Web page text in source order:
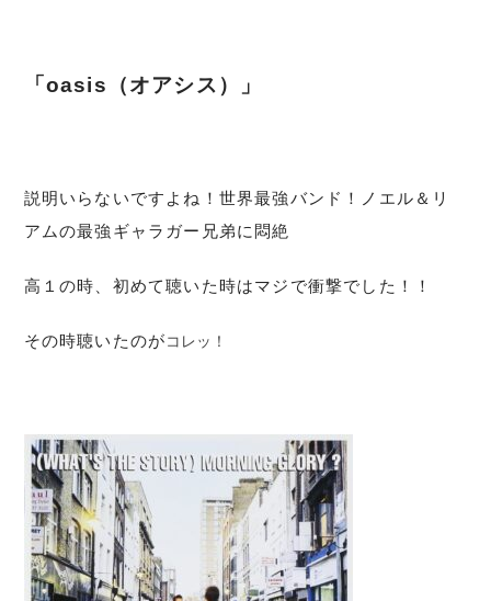
「oasis（オアシス）」
説明いらないですよね！世界最強バンド！ノエル＆リ
アムの最強ギャラガー兄弟に悶絶
高１の時、初めて聴いた時はマジで衝撃でした！！
その時聴いたのがコレッ！